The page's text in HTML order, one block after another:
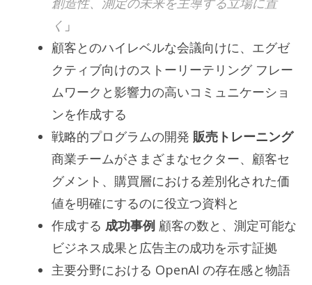
く 」
顧客とのハイレベルな会議向けに、エグゼ
クティブ向けのストーリーテリング フレー
ムワークと影響力の高いコミュニケーショ
ンを作成する
戦略的プログラムの開発 販売トレーニング
商業チームがさまざまなセクター、顧客セ
グメント、購買層における差別化された価
値を明確にするのに役立つ資料と
作成する 成功事例 顧客の数と、測定可能な
ビジネス成果と広告主の成功を示す証拠
主要分野における OpenAI の存在感と物語